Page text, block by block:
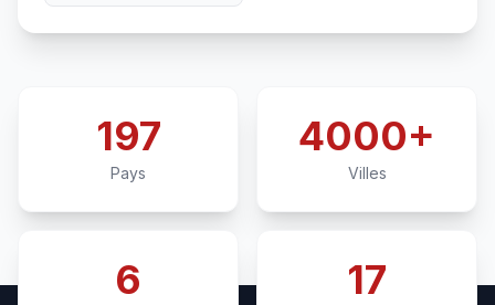
197
Pays
4000+
Villes
6 17